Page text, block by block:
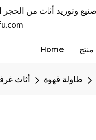
Home منتج
أثاث طاولة قهوة